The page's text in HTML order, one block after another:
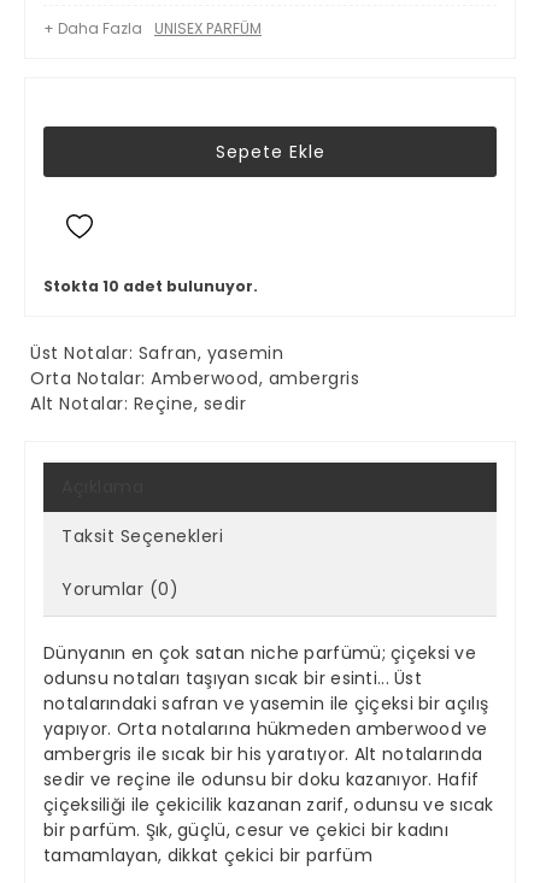
+ Daha Fazla UNISEX PARFÜM
Sepete Ekle
Stokta 10 adet bulunuyor.
Üst Notalar: Safran, yasemin
Orta Notalar: Amberwood, ambergris
Alt Notalar: Reçine, sedir
Taksit Seçenekleri
Yorumlar (0)
Dünyanın en çok satan niche parfümü; çiçeksi ve
odunsu notaları taşıyan sıcak bir esinti... Üst
notalarındaki safran ve yasemin ile çiçeksi bir açılış
yapıyor. Orta notalarına hükmeden amberwood ve
ambergris ile sıcak bir his yaratıyor. Alt notalarında
sedir ve reçine ile odunsu bir doku kazanıyor. Hafif
çiçeksiliği ile çekicilik kazanan zarif, odunsu ve sıcak
bir parfüm. Şık, güçlü, cesur ve çekici bir kadını
tamamlayan, dikkat çekici bir parfüm